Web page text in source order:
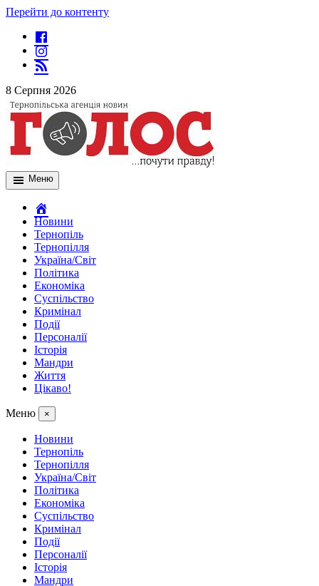
Перейти до контенту
8 Серпня 2026
Меню
Новини
Тернопіль
Тернопілля
Україна/Світ
Політика
Економіка
Суспільство
Кримінал
Події
Персоналії
Історія
Мандри
Життя
Цікаво!
Меню ×
Новини
Тернопіль
Тернопілля
Україна/Світ
Політика
Економіка
Суспільство
Кримінал
Події
Персоналії
Історія
Мандри